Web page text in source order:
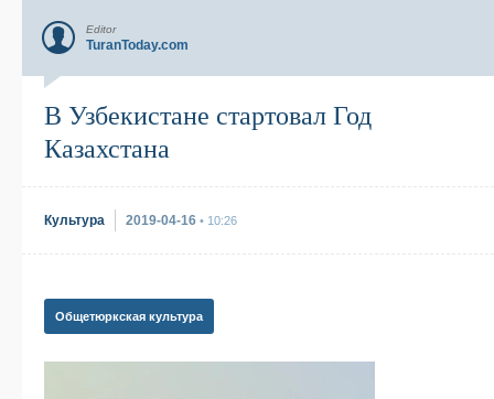
Editor
TuranToday.com
В Узбекистане стартовал Год
Казахстана
Культура 2019-04-16 • 10:26
Общетюркская культура